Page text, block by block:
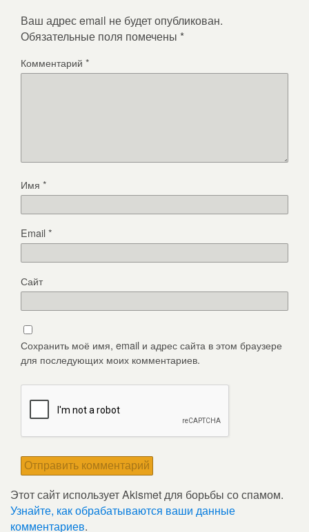
Ваш адрес email не будет опубликован.
Обязательные поля помечены *
Комментарий *
Имя *
Email*
Сайт
Сохранить моё имя, email и адрес сайта в этом браузере
для последующих моих комментариев.
Этот сайт использует Akismet для борьбы со спамом.
Узнайте, как обрабатываются ваши данные
комментариев.